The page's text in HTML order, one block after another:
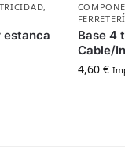
,
estanca
Base 4
Cable/
4,60 €